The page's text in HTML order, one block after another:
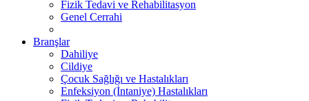
Fizik Tedavi ve Rehabilitasyon
Genel Cerrahi
Branşlar
Dahiliye
Cildiye
Çocuk Sağlığı ve Hastalıkları
Enfeksiyon (İntaniye) Hastalıkları